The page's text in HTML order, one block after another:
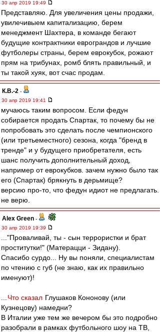
30 апр 2019 19:49
Представляю. Для увеличения цены продажи,
увилечивыем капитализацию, берем
менеджмент Шахтера, в команде бегают
будущие контрактники еврограндов и лучшие
футболеры страны, берем еврокубок, рожают
прям на трибунах, ромб блять правильный, и
ты такой хуяк, вот счас продам.
К.В.-2 -
30 апр 2019 19:41
мучаюсь таким вопросом. Если федун
собирается продать Спартак, то почему бы не
попробовать это сделать после чемпионского
(или третьеместного) сезона, когда "бренд в
тренде" и у будущего приобретателя, есть
шанс получить дополнительный доход,
например от еврокубков. зачем нужно было так
его (Спартак) брякнуть в дерьмище?
версию про-то, что федун идиот не предлагать.
не верю.
Alex Green -
30 апр 2019 19:39
..."Проваливай, ты - сын террористки и брат
проститутки!" (Матерацци - Зидану).
Спасибо сурдо... Ну вы поняли, специалистам
по чтению с губ (не знаю, как их правильно
именуют)!
Что сказал Глушаков Кононову (или
Кузнецову) намедни?
В Италии уже тем же вечером бы это подробно
разобрали в рамках футбольного шоу на ТВ,